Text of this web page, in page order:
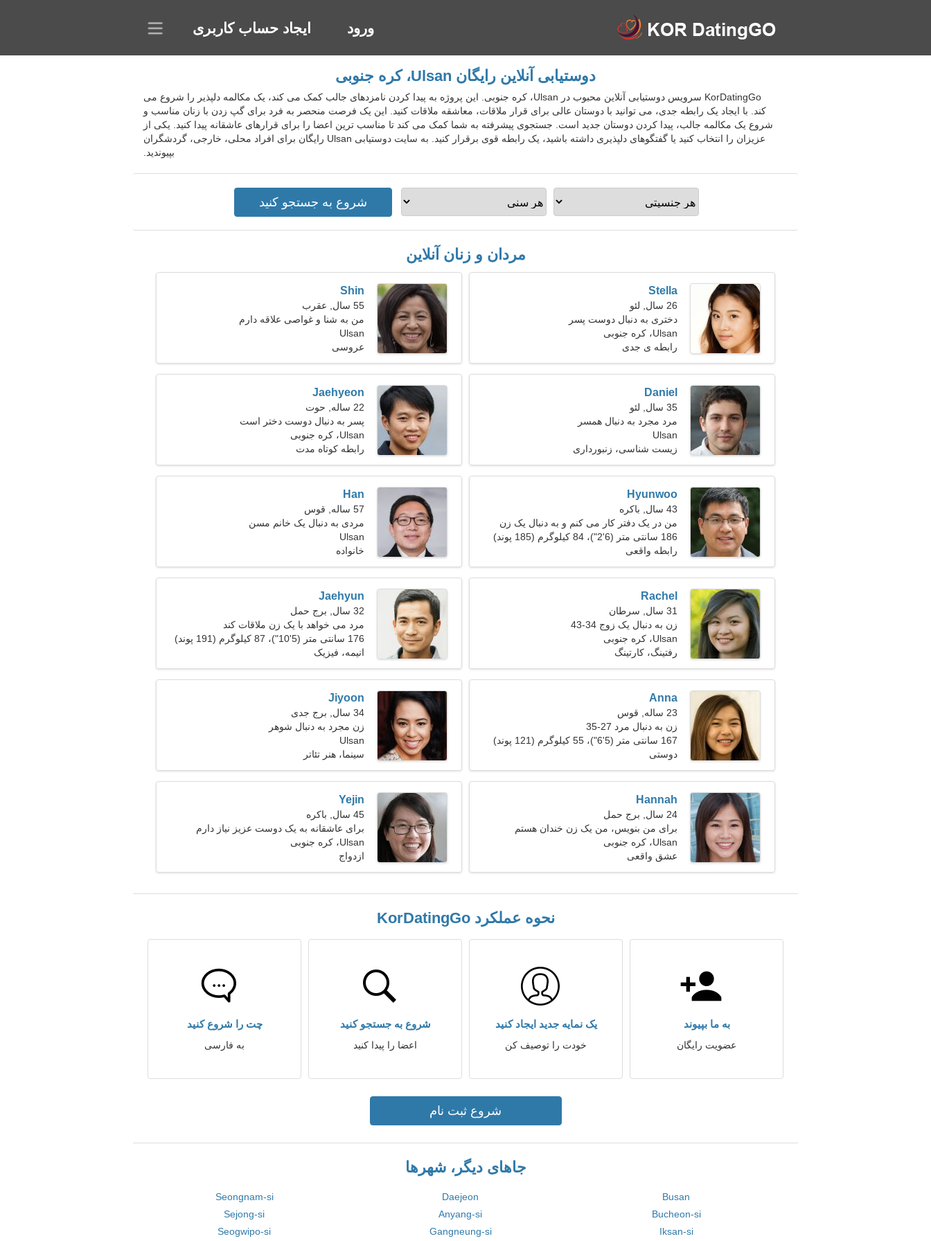
ورود ایجاد حساب کاربری
دوستیابی آنلاین رایگان Ulsan، کره جنوبی
KorDatingGo سرویس دوستیابی آنلاین محبوب در Ulsan، کره جنوبی. این پروژه به پیدا کردن نامزدهای جالب کمک می کند، یک مکالمه دلپذیر را شروع می
کند. با ایجاد یک رابطه جدی، می توانید با دوستان عالی برای قرار ملاقات، معاشقه ملاقات کنید. این یک فرصت منحصر به فرد برای گپ زدن با زنان مناسب و
شروع یک مکالمه جالب، پیدا کردن دوستان جدید است. جستجوی پیشرفته به شما کمک می کند تا مناسب ترین اعضا را برای قرارهای عاشقانه پیدا کنید. یکی از
عزیزان را انتخاب کنید یا گفتگوهای دلپذیری داشته باشید، یک رابطه قوی برقرار کنید. به سایت دوستیابی Ulsan رایگان برای افراد محلی، خارجی، گردشگران
بپیوندید.
مردان و زنان آنلاین
Stella
26 سال, لئو
دختری به دنبال دوست پسر
Ulsan، کره جنوبی
رابطه ی جدی
Shin
55 سال, عقرب
من به شنا و غواصی علاقه دارم
Ulsan
عروسی
Daniel
35 سال, لئو
مرد مجرد به دنبال همسر
Ulsan
زیست شناسی، زنبورداری
Jaehyeon
22 ساله, حوت
پسر به دنبال دوست دختر است
Ulsan، کره جنوبی
رابطه کوتاه مدت
Hyunwoo
43 سال, باکره
من در یک دفتر کار می کنم و به دنبال یک زن
دوست هستم
186 سانتی متر (6'2")، 84 کیلوگرم (185 پوند)
رابطه واقعی
Han
57 ساله, قوس
مردی به دنبال یک خانم مسن
Ulsan
خانواده
Rachel
31 سال, سرطان
زن به دنبال یک زوج 34-43
Ulsan، کره جنوبی
رفتینگ، کارتینگ
Jaehyun
32 سال, برج حمل
مرد می خواهد با یک زن ملاقات کند
176 سانتی متر (5'10")، 87 کیلوگرم (191 پوند)
انیمه، فیزیک
Anna
23 ساله, قوس
زن به دنبال مرد 27-35
167 سانتی متر (5'6")، 55 کیلوگرم (121 پوند)
دوستی
Jiyoon
34 سال, برج جدی
زن مجرد به دنبال شوهر
Ulsan
سینما، هنر تئاتر
Hannah
24 سال, برج حمل
برای من بنویس، من یک زن خندان هستم
Ulsan، کره جنوبی
عشق واقعی
Yejin
45 سال, باکره
برای عاشقانه به یک دوست عزیز نیاز دارم
Ulsan، کره جنوبی
ازدواج
نحوه عملکرد KorDatingGo
به ما بپیوند
عضویت رایگان
یک نمایه جدید ایجاد کنید
خودت را توصیف کن
شروع به جستجو کنید
اعضا را پیدا کنید
چت را شروع کنید
به فارسی
شروع ثبت نام
جاهای دیگر، شهرها
Busan
Daejeon
Seongnam-si
Bucheon-si
Anyang-si
Sejong-si
Iksan-si
Gangneung-si
Seogwipo-si